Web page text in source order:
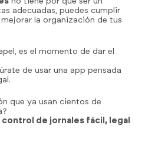
722 84 39
adecuadas, puedes cumplir
la organización de tus
es el momento de dar el
de usar una app pensada
que ya usan cientos de
control de jornales fácil, legal